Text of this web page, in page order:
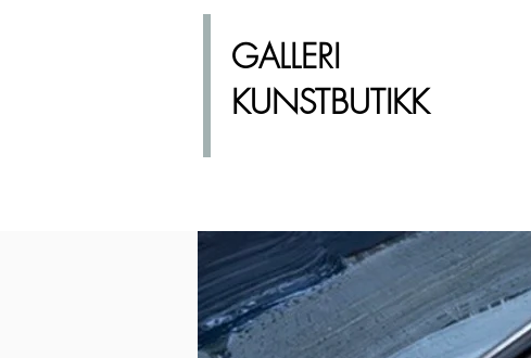
GALLERI
KUNSTBUTIKK